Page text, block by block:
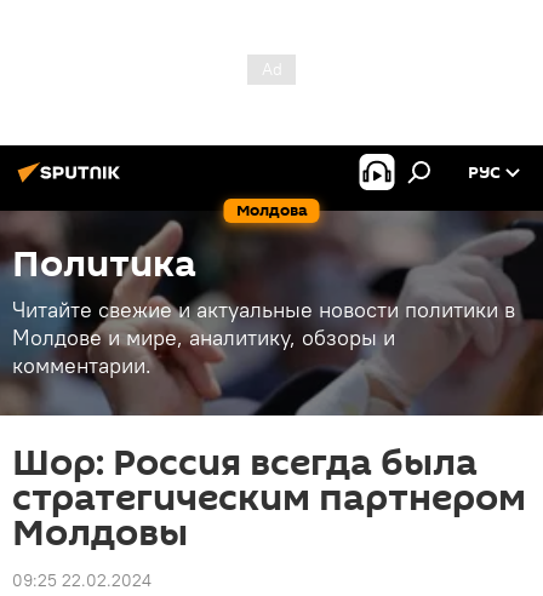
Молдова
РУС
Политика
Читайте свежие и актуальные новости политики в
Молдове и мире, аналитику, обзоры и
комментарии.
Шор: Россия всегда была
стратегическим партнером
Молдовы
09:25 22.02.2024